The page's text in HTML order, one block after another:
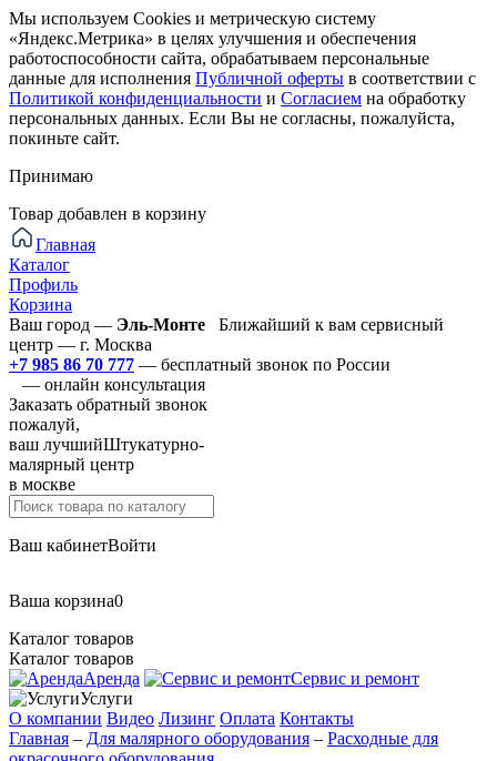
Мы используем Cookies и метрическую систему
«Яндекс.Метрика» в целях улучшения и обеспечения
работоспособности сайта, обрабатываем персональные
данные для исполнения Публичной оферты в соответствии с
Политикой конфиденциальности и Согласием на обработку
персональных данных. Если Вы не согласны, пожалуйста,
покиньте сайт.
Принимаю
Товар добавлен в корзину
Главная
Каталог
Профиль
Корзина
Ваш город — Эль-Монте
Ближайший к вам сервисный
центр — г. Москва
+7 985 86 70 777 — бесплатный звонок по России
— онлайн консультация
Заказать обратный звонок
пожалуй,
ваш лучшийШтукатурно-
малярный центр
в москве
Ваш кабинетВойти
Ваша корзина0
Каталог товаров
Каталог товаров
Аренда
Сервис и ремонт
Услуги
О компании Видео Лизинг Оплата Контакты
Главная – Для малярного оборудования – Расходные для